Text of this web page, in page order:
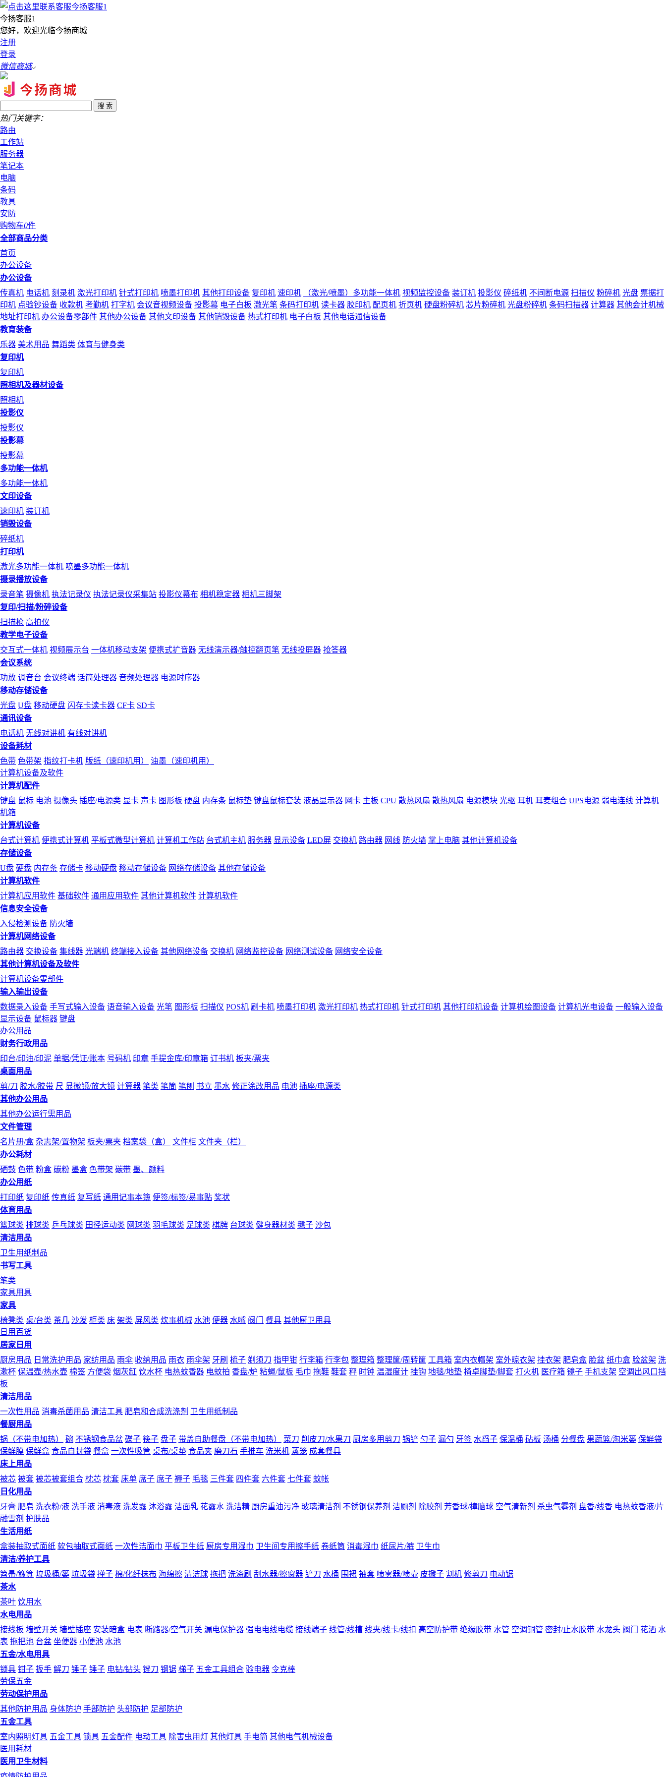
今扬客服1
您好，欢迎光临今扬商城
注册
登录
微信商城
热门关键字：
路由
工作站
服务器
笔记本
电脑
条码
教具
安防
购物车0件
全部商品分类
首页
办公设备
办公设备
传真机 电话机 刻录机 激光打印机 针式打印机 喷墨打印机 其他打印设备 复印机 速印机 （激光/喷墨）多功能一体机 视频监控设备 装订机 投影仪 碎纸机 不间断电源 扫描仪 粉碎机 光盘 票据打
印机 点验钞设备 收款机 考勤机 打字机 会议音视频设备 投影幕 电子白板 激光笔 条码打印机 读卡器 胶印机 配页机 折页机 硬盘粉碎机 芯片粉碎机 光盘粉碎机 条码扫描器 计算器 其他会计机械
地址打印机 办公设备零部件 其他办公设备 其他文印设备 其他销毁设备 热式打印机 电子白板 其他电话通信设备
教育装备
乐器 美术用品 舞蹈类 体育与健身类
复印机
复印机
照相机及器材设备
照相机
投影仪
投影仪
投影幕
投影幕
多功能一体机
多功能一体机
文印设备
速印机 装订机
销毁设备
碎纸机
打印机
激光多功能一体机 喷墨多功能一体机
摄录播放设备
录音笔 摄像机 执法记录仪 执法记录仪采集站 投影仪幕布 相机稳定器 相机三脚架
复印/扫描/粉碎设备
扫描枪 高拍仪
教学电子设备
交互式一体机 视频展示台 一体机移动支架 便携式扩音器 无线演示器/触控翻页笔 无线投屏器 抢答器
会议系统
功放 调音台 会议终端 话筒处理器 音频处理器 电源时序器
移动存储设备
光盘 U盘 移动硬盘 闪存卡读卡器 CF卡 SD卡
通讯设备
电话机 无线对讲机 有线对讲机
设备耗材
色带 色带架 指纹打卡机 版纸（速印机用）
油墨（速印机用）
计算机设备及软件
计算机配件
键盘 鼠标 电池 摄像头 插座/电源类 显卡 声卡 图形板 硬盘 内存条 鼠标垫 键盘鼠标套装 液晶显示器 网卡 主板 CPU 散热风扇 散热风扇 电源模块 光驱 耳机 耳麦组合 UPS电源 弱电连线 计算机
机箱
计算机设备
台式计算机 便携式计算机 平板式微型计算机 计算机工作站 台式机主机 服务器 显示设备 LED屏 交换机 路由器 网线 防火墙 掌上电脑 其他计算机设备
存储设备
U盘 硬盘 内存条 存储卡 移动硬盘 移动存储设备 网络存储设备 其他存储设备
计算机软件
计算机应用软件 基础软件 通用应用软件 其他计算机软件 计算机软件
信息安全设备
入侵检测设备 防火墙
计算机网络设备
路由器 交换设备 集线器 光端机 终端接入设备 其他网络设备 交换机 网络监控设备 网络测试设备 网络安全设备
其他计算机设备及软件
计算机设备零部件
输入输出设备
数据录入设备 手写式输入设备 语音输入设备 光笔 图形板 扫描仪 POS机 刷卡机 喷墨打印机 激光打印机 热式打印机 针式打印机 其他打印机设备 计算机绘图设备 计算机光电设备 一般输入设备
显示设备 鼠标器 键盘
办公用品
财务行政用品
印台/印油/印泥 单据/凭证/账本 号码机 印章 手提金库/印章箱 订书机 板夹/票夹
桌面用品
剪/刀 胶水/胶带 尺 显微镜/放大镜 计算器 笔类 笔筒 笔刨 书立 墨水 修正涂改用品 电池 插座/电源类
其他办公用品
其他办公运行需用品
文件管理
名片册/盒 杂志架/置物架 板夹/票夹 档案袋（盒） 文件柜 文件夹（栏）
办公耗材
硒鼓 色带 粉盒 碳粉 墨盒 色带架 碳带 墨、颜料
办公用纸
打印纸 复印纸 传真纸 复写纸 通用记事本簿 便签/标签/易事贴 奖状
体育用品
篮球类 排球类 乒乓球类 田径运动类 网球类 羽毛球类 足球类 棋牌 台球类 健身器材类 毽子 沙包
清洁用品
卫生用纸制品
书写工具
笔类
家具用具
家具
椅凳类 桌/台类 茶几 沙发 柜类 床 架类 屏风类 炊事机械 水池 便器 水嘴 阀门 餐具 其他厨卫用具
日用百货
居家日用
厨房用品 日常洗护用品 家纺用品 雨伞 收纳用品 雨衣 雨伞架 牙刷 梳子 剃须刀 指甲钳 行李箱 行李包 整理箱 整理筐/周转筐 工具箱 室内衣帽架 室外晾衣架 挂衣架 肥皂盒 脸盆 纸巾盒 脸盆架 洗
漱杯 保温壶/热水壶 棉签 方便袋 烟灰缸 饮水杯 电热蚊香器 电蚊拍 香盘/炉 粘蝇/鼠板 毛巾 拖鞋 鞋套 秤 时钟 温湿度计 挂钩 地毯/地垫 椅卓脚垫/脚套 打火机 医疗箱 镜子 手机支架 空调出风口挡
板
清洁用品
一次性用品 消毒杀菌用品 清洁工具 肥皂和合成洗涤剂 卫生用纸制品
餐厨用品
锅（不带电加热）
碗 不锈钢食品盆 碟子 筷子 盘子 带盖自助餐盘（不带电加热） 菜刀 削皮刀/水果刀 厨房多用剪刀 锅铲 勺子 漏勺 牙签 水舀子 保温桶 砧板 汤桶 分餐盘 果蔬篮/淘米篓 保鲜袋
保鲜膜 保鲜盒 食品自封袋 餐盒 一次性吸管 桌布/桌垫 食品夹 磨刀石 手推车 洗米机 蒸笼 成套餐具
床上用品
被芯 被套 被芯被套组合 枕芯 枕套 床单 席子 席子 褥子 毛毯 三件套 四件套 六件套 七件套 蚊帐
日化用品
牙膏 肥皂 洗衣粉/液 洗手液 消毒液 洗发露 沐浴露 洁面乳 花露水 洗洁精 厨房重油污净 玻璃清洁剂 不锈钢保养剂 洁厕剂 除胶剂 芳香球/樟脑球 空气清新剂 杀虫气雾剂 盘香/线香 电热蚊香液/片
融雪剂 护肤品
生活用纸
盒装抽取式面纸 软包抽取式面纸 一次性洁面巾 平板卫生纸 厨房专用湿巾 卫生间专用擦手纸 卷纸筒 消毒湿巾 纸尿片/裤 卫生巾
清洁/养护工具
笤帚/簸箕 垃圾桶/篓 垃圾袋 掸子 棉/化纤抹布 海绵擦 清洁球 拖把 洗涤刷 刮水器/擦窗器 铲刀 水桶 围裙 袖套 喷雾器/喷壶 皮搋子 割机 修剪刀 电动锯
茶水
茶叶 饮用水
水电用品
接线板 墙壁开关 墙壁插座 安装暗盒 电表 断路器/空气开关 漏电保护器 强电电线电缆 接线端子 线管/线槽 线夹/线卡/线扣 高空防护带 绝缘胶带 水管 空调铜管 密封/止水胶带 水龙头 阀门 花洒 水
表 拖把池 台盆 坐便器 小便池 水池
五金/水电用具
锁具 钳子 扳手 解刀 锤子 锤子 电钻/钻头 锉刀 钢锯 梯子 五金工具组合 验电器 令克棒
劳保五金
劳动保护用品
其他防护用品 身体防护 手部防护 头部防护 足部防护
五金工具
室内照明灯具 五金工具 锁具 五金配件 电动工具 除害虫用灯 其他灯具 手电筒 其他电气机械设备
医用耗材
医用卫生材料